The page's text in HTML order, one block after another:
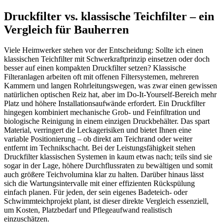
Druckfilter vs. klassische Teichfilter – ein
Vergleich für Bauherren
Viele Heimwerker stehen vor der Entscheidung: Sollte ich einen
klassischen Teichfilter mit Schwerkraftprinzip einsetzen oder doch
besser auf einen kompakten Druckfilter setzen? Klassische
Filteranlagen arbeiten oft mit offenen Filtersystemen, mehreren
Kammern und langen Rohrleitungswegen, was zwar einen gewissen
natürlichen optischen Reiz hat, aber im Do-It-Yourself-Bereich mehr
Platz und höhere Installationsaufwände erfordert. Ein Druckfilter
hingegen kombiniert mechanische Grob- und Feinfiltration und
biologische Reinigung in einem einzigen Druckbehälter. Das spart
Material, verringert die Leckagerisiken und bietet Ihnen eine
variable Positionierung – ob direkt am Teichrand oder weiter
entfernt im Technikschacht. Bei der Leistungsfähigkeit stehen
Druckfilter klassischen Systemen in kaum etwas nach; teils sind sie
sogar in der Lage, höhere Durchflussraten zu bewältigen und somit
auch größere Teichvolumina klar zu halten. Darüber hinaus lässt
sich die Wartungsintervalle mit einer effizienten Rückspülung
einfach planen. Für jeden, der sein eigenes Badeteich- oder
Schwimmteichprojekt plant, ist dieser direkte Vergleich essenziell,
um Kosten, Platzbedarf und Pflegeaufwand realistisch
einzuschätzen.